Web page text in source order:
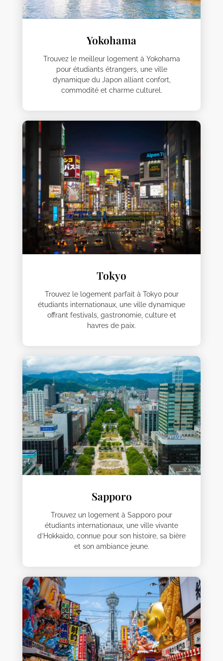
Yokohama
Trouvez le meilleur logement à Yokohama
pour étudiants étrangers, une ville
dynamique du Japon alliant confort,
commodité et charme culturel.
Tokyo
Trouvez le logement parfait à Tokyo pour
étudiants internationaux, une ville dynamique
offrant festivals, gastronomie, culture et
havres de paix.
Sapporo
Trouvez un logement à Sapporo pour
étudiants internationaux, une ville vivante
d’Hokkaido, connue pour son histoire, sa bière
et son ambiance jeune.